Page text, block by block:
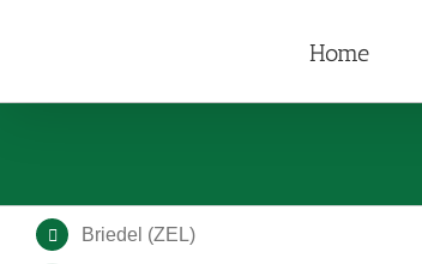
Home
Briedel (ZEL)